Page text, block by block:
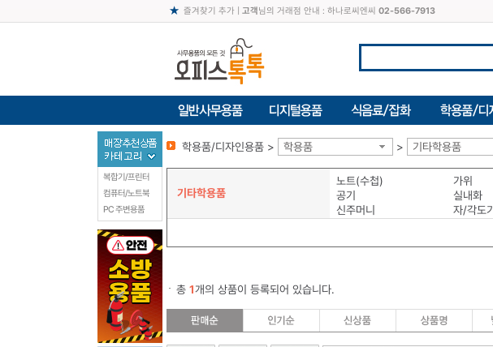
즐겨찾기 추가| 고객님의 거래점 안내 : 하나로씨엔씨 02-566-7913
학용품/디자인용품 > 학용품 > 기타학용품
기타학용품
노트(수첩) 가위
공기
실내화
신주머니
자/각도기
총 1개의 상품이 등록되어 있습니다.
복합기/프린터
컴퓨터/노트북
PC 주변용품